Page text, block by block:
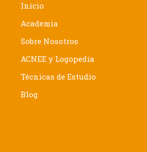
Inicio
Academia
Sobre Nosotros
ACNEE y Logopedia
Técnicas de Estudio
Blog